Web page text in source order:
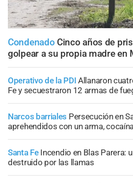
Condenado Cinco años de
golpear a su propia madre en
Operativo de la PDI Allanaron
Fe y secuestraron 12 armas de
Narcos barriales Persecución en
aprehendidos con un arma,
Santa Fe Incendio en Blas Parera:
destruido por las llamas